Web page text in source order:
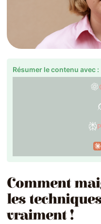
Résumer le contenu avec :
Comment
les
vraiment !